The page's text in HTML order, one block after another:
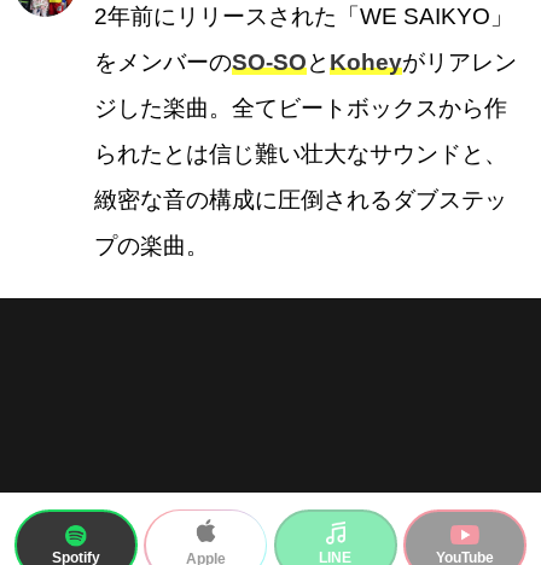
2年前にリリースされた「WE SAIKYO」
をメンバーのSO-SOとKoheyがリアレン
ジした楽曲。全てビートボックスから作
られたとは信じ難い壮大なサウンドと、
緻密な音の構成に圧倒されるダブステッ
プの楽曲。
Spotify Apple LINE YouTube